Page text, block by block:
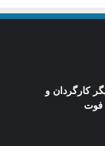
کارگردان و
فوت